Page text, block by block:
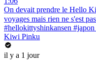
On devait prendre le Hello
voyages mais rien ne s'est
#hellokittyshinkansen
Kiwi Pinku
il y a 1 jour